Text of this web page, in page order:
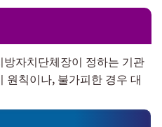
자치단체장이 정하는 기관
원칙이나, 불가피한 경우 대